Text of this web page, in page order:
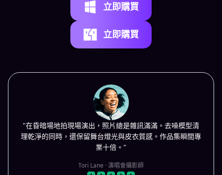
立即購買
立即購買
"在昏暗場地拍現場演出，照片總是雜訊滿滿。去噪模型清
理乾淨的同時，還保留舞台燈光與皮衣質感。作品集瞬間專
業十倍。"
Tori Lane · 演唱會攝影師